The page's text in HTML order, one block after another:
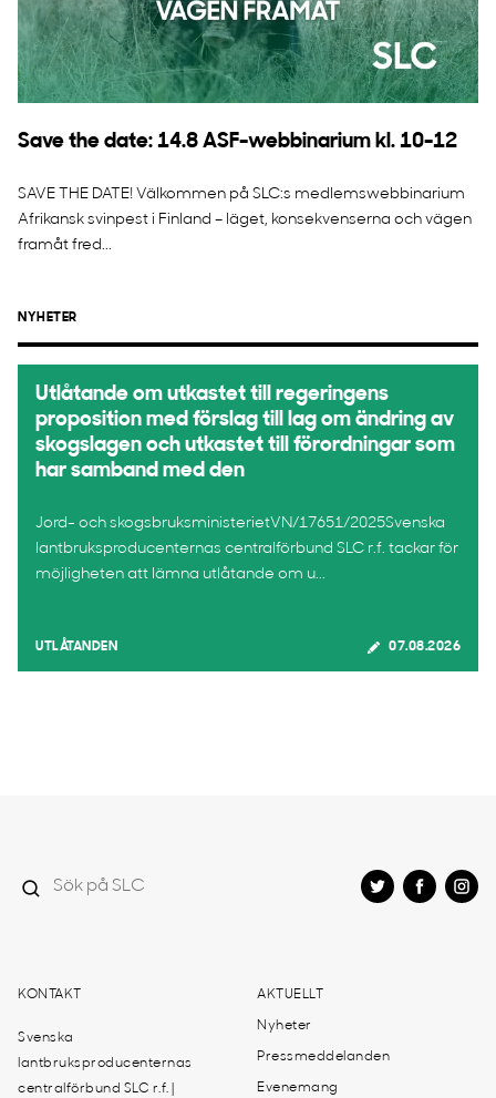
Save the date: 14.8 ASF-webbinarium kl. 10-12
SAVE THE DATE! Välkommen på SLC:s medlemswebbinarium
Afrikansk svinpest i Finland – läget, konsekvenserna och vägen
framåt fred...
NYHETER
Utlåtande om utkastet till regeringens
proposition med förslag till lag om ändring av
skogslagen och utkastet till förordningar som
har samband med den
Jord- och skogsbruksministerietVN/17651/2025Svenska
lantbruksproducenternas centralförbund SLC r.f. tackar för
möjligheten att lämna utlåtande om u...
UTLÅTANDEN 07.08.2026
KONTAKT
Svenska
lantbruksproducenternas
centralförbund SLC r.f. |
AKTUELLT
Nyheter
Pressmeddelanden
Evenemang